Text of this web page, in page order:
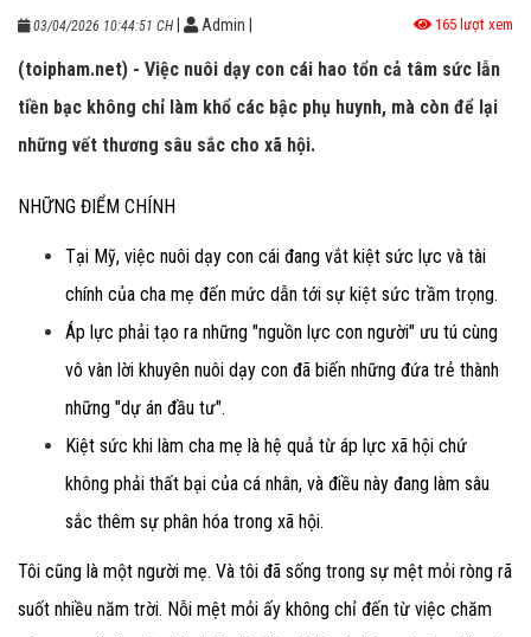
03/04/2026 10:44:51 CH Admin 165 lượt xem
(toipham.net) - Việc nuôi dạy con cái hao tổn cả tâm sức lẫn
tiền bạc không chỉ làm khổ các bậc phụ huynh, mà còn để lại
những vết thương sâu sắc cho xã hội.
NHỮNG ĐIỂM CHÍNH
Tại Mỹ, việc nuôi dạy con cái đang vắt kiệt sức lực và tài
chính của cha mẹ đến mức dẫn tới sự kiệt sức trầm trọng.
Áp lực phải tạo ra những "nguồn lực con người" ưu tú cùng
vô vàn lời khuyên nuôi dạy con đã biến những đứa trẻ thành
những "dự án đầu tư".
Kiệt sức khi làm cha mẹ là hệ quả từ áp lực xã hội chứ
không phải thất bại của cá nhân, và điều này đang làm sâu
sắc thêm sự phân hóa trong xã hội.
Tôi cũng là một người mẹ. Và tôi đã sống trong sự mệt mỏi ròng rã
suốt nhiều năm trời. Nỗi mệt mỏi ấy không chỉ đến từ việc chăm